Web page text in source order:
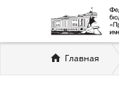
Вы
здесь
Главная